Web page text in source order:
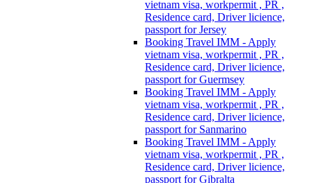
vietnam visa, workpermit , PR ,
Residence card, Driver licience,
passport for Jersey
Booking Travel IMM - Apply
vietnam visa, workpermit , PR ,
Residence card, Driver licience,
passport for Guermsey
Booking Travel IMM - Apply
vietnam visa, workpermit , PR ,
Residence card, Driver licience,
passport for Sanmarino
Booking Travel IMM - Apply
vietnam visa, workpermit , PR ,
Residence card, Driver licience,
passport for Gibralta